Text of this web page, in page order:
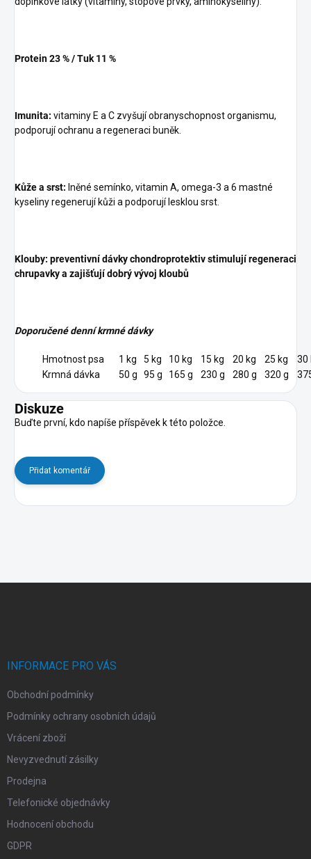
Protein 23 % / Tuk 11 %
Imunita: vitaminy E a C zvyšují obranyschopnost organismu,
podporují ochranu a regeneraci buněk.
Kůže a srst: lněné semínko, vitamin A, omega-3 a 6 mastné
kyseliny regenerují kůži a podporují lesklou srst.
Klouby: preventivní dávky chondroprotektiv stimulují regeneraci
chrupavky a zajišťují dobrý vývoj kloubů
Doporučené denní krmné dávky
Hmotnost psa 1 kg 5 kg 10 kg 15 kg 20 kg 25 kg
30
Krmná dávka
50 g 95 g 165 g 230 g 280 g 320 g
Diskuze
Buďte první, kdo napíše příspěvek k této položce.
Přidat komentář
INFORMACE PRO VÁS
Obchodní podmínky
Podmínky ochrany osobních údajů
Vrácení zboží
Nevyzvednutí zásilky
Prodejna
Telefonické objednávky
Hodnocení obchodu
GDPR